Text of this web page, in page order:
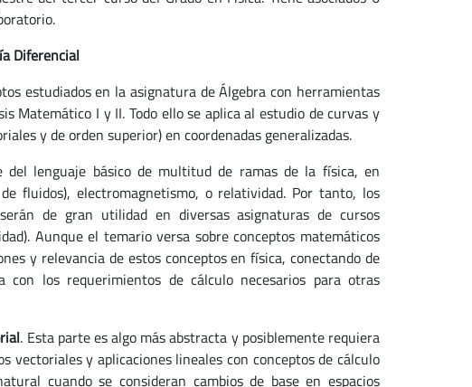
Diferencial
estudiados en la asignatura de Álgebra con herramientas
Matemático I y II. Todo ello se aplica al estudio de curvas y
y de orden superior) en coordenadas generalizadas.
lenguaje básico de multitud de ramas de la física, en
fluidos), electromagnetismo, o relatividad. Por tanto, los
de gran utilidad en diversas asignaturas de cursos
Aunque el temario versa sobre conceptos matemáticos
y relevancia de estos conceptos en física, conectando de
los requerimientos de cálculo necesarios para otras
. Esta parte es algo más abstracta y posiblemente requiera
vectoriales y aplicaciones lineales con conceptos de cálculo
cuando se consideran cambios de base en espacios